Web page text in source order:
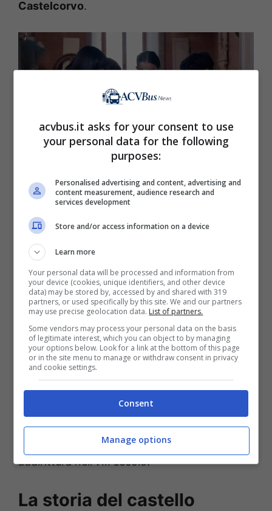
Castelcorvo.
Un posto magico scelto come location di una serie per
Si tratta di un castello che si trova nel cuore
della penisola, in una zona ancora poco
battuta dal turismo di massa, dove la natura
conserva un carattere autentico e selvaggio:
siamo aTorre Alfina,un piccolo borgo
frazione di Acquapendente, in provincia di
Viterbo, nell’altopiano omonimo di Alfina, tra
Umbria e Lazio. Tra la fitta boscaglia che
fiaba di Biancaneve
nato da unatorre fortificata
addirittura nell’VIII secolo.
La storia del castello
acvbus.it asks for your consent to use
your personal data for the following
purposes:
Personalised advertising and content, advertising and
content measurement, audience research and
services development
Store and/or access information on a device
Learn more
Your personal data will be processed and information from
your device (cookies, unique identifiers, and other device
data) may be stored by, accessed by and shared with 319
partners, or used specifically by this site. We and our partners
may use precise geolocation data. List of partners.
Some vendors may process your personal data on the basis
of legitimate interest, which you can object to by managing
your options below. Look for a link at the bottom of this page
or in the site menu to manage or withdraw consent in privacy
and cookie settings.
Consent
Manage options